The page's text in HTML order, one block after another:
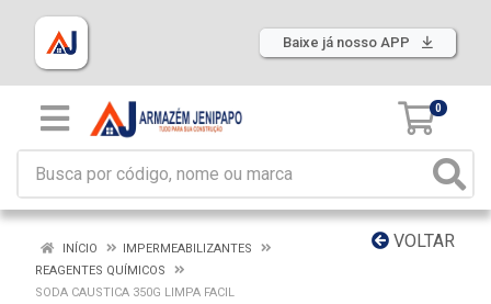
Baixe já nosso APP
0
VOLTAR
INÍCIO
IMPERMEABILIZANTES
REAGENTES QUÍMICOS
SODA CAUSTICA 350G LIMPA FACIL